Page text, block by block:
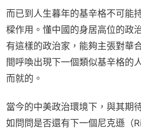
而已到人生暮年的基辛格不可能
樑作用。懂中國的身居高位的政
有這樣的政治家，能夠主張對華
間呼喚出現下一個類似基辛格的
而就的。
當今的中美政治環境下，與其期
如問問是否還有下一個尼克遜（